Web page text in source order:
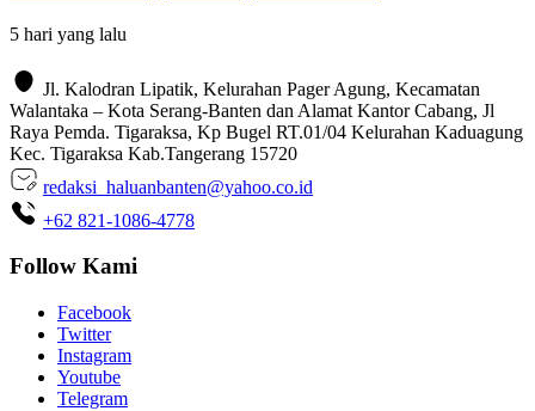
5 hari yang lalu
Jl. Kalodran Lipatik, Kelurahan Pager Agung, Kecamatan
Walantaka – Kota Serang-Banten dan Alamat Kantor Cabang, Jl
Raya Pemda. Tigaraksa, Kp Bugel RT.01/04 Kelurahan Kaduagung
Kec. Tigaraksa Kab.Tangerang 15720
redaksi_haluanbanten@yahoo.co.id
+62 821-1086-4778
Follow Kami
Facebook
Twitter
Instagram
Youtube
Telegram